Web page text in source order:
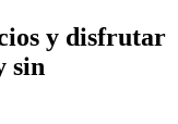
y disfrutar
sin